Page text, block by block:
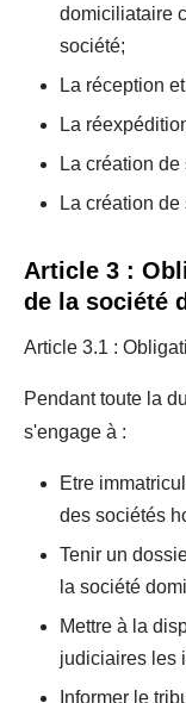
domiciliataire
société;
La réception
La
La création de
La création de
Article 3 :
de la société
Article 3.1 :
Pendant toute la
s'engage à :
Etre
des sociétés
Tenir un
la société
Mettre à la
judiciaires les
Informer le